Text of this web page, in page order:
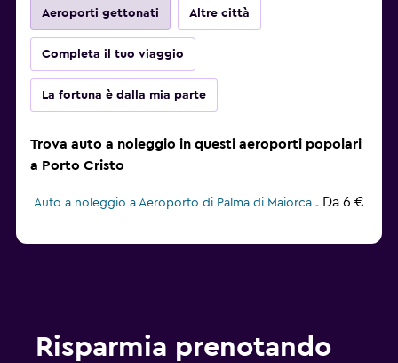
Aeroporti gettonati Altre città
Completa il tuo viaggio
La fortuna è dalla mia parte
Trova auto a noleggio in questi aeroporti popolari
a Porto Cristo
Auto a noleggio a Aeroporto di Palma di Maiorca Da 6 €
Risparmia prenotando